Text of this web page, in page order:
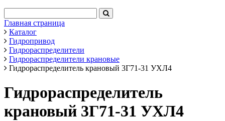
Главная страница
Каталог
Гидропривод
Гидрораспределители
Гидрораспределители крановые
Гидрораспределитель крановый 3Г71-31 УХЛ4
Гидрораспределитель
крановый 3Г71-31 УХЛ4